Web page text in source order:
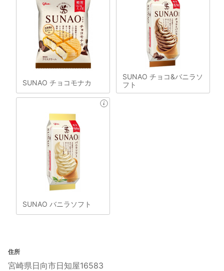
SUNAO チョコモナカ
SUNAO チョコ&バニラソ
フト
SUNAO バニラソフト
住所
宮崎県日向市日知屋16583